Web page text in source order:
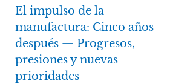
El impulso de la
manufactura: Cinco años
después — Progresos,
presiones y nuevas
prioridades